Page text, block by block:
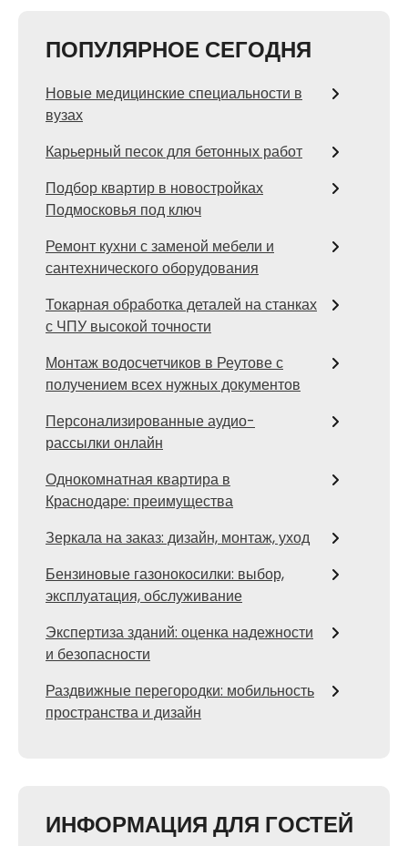
ПОПУЛЯРНОЕ СЕГОДНЯ
Новые медицинские специальности в
вузах
Карьерный песок для бетонных работ
Подбор квартир в новостройках
Подмосковья под ключ
Ремонт кухни с заменой мебели и
сантехнического оборудования
Токарная обработка деталей на станках
с ЧПУ высокой точности
Монтаж водосчетчиков в Реутове с
получением всех нужных документов
Персонализированные аудио-
рассылки онлайн
Однокомнатная квартира в
Краснодаре: преимущества
Зеркала на заказ: дизайн, монтаж, уход
Бензиновые газонокосилки: выбор,
эксплуатация, обслуживание
Экспертиза зданий: оценка надежности
и безопасности
Раздвижные перегородки: мобильность
пространства и дизайн
ИНФОРМАЦИЯ ДЛЯ ГОСТЕЙ